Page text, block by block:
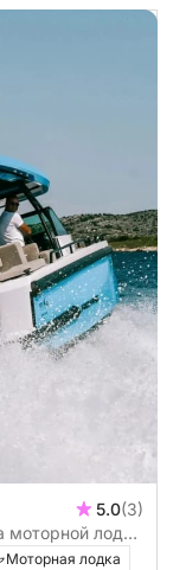
5.0(3)
моторной лодке
Моторная лодка